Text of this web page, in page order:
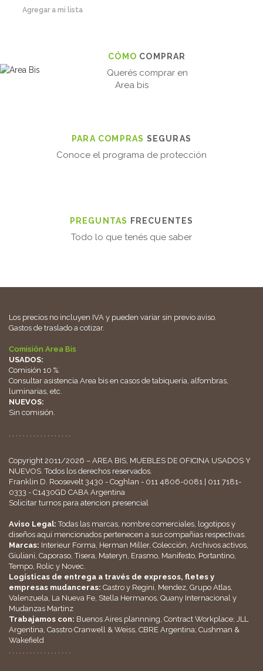
Agregar a mi lista
CÓMO COMPRAR
Querés comprar en
Area bis
PARA COMPRAS SEGURAS
Conoce el programa de protección
PREGUNTAS FRECUENTES
Todo lo que tenés que saber
Los precios no incluyen IVA y pueden variar sin previo aviso.
Gastos de traslado a cotizar.
Comisión Area Bis
USADOS:
Comisión 10 %.
Consultar asistencia Area bis en casos de tabiquería, alfombras,
luminarias, etc.
NUEVOS:
Sin comisión.
. . . . . . . . . . . . . . . . . .
Copyright 2011/2026 – AREA BIS, MUEBLES DE OFICINA USADOS Y
NUEVOS. Todos los derechos reservados.
Franklin D. Roosevelt 3430 - Coghlan - 011 4806-0081 | 011 7181-
0333 - C1430GD CABA Argentina
Solicitar turnos para atencion presencial
Aviso Legal: Todas las marcas, nombre comerciales, logotipos y
diseños aquí mencionados pertenecen a sus compañias respectivas.
Marcas: Interieur Forma, Herman Miller, Colección, Archivos activos,
Giuliani, Caporaso, Tisera, Materyn, Erasmo, Manifesto, Portantino,
Tempo, Rolic y Novec.
Logísticas de entrega a través de expresos, fletes y
empresas mudanceras: Castro y Regini, Mendez, Grupo Atlas,
Valenzuela, La Nueva Fe, Stella Hermanos, Quany Internacional y
Mudanzas Martinz
Trabajamos con: Buenos Aires plannning, Contract Workplace; JLL
Argentina, Casstro Cranwell & Weiss, CBRE Argentina; Cushman &
Wakefield
. . . . . . . . . . . . . . . . . .